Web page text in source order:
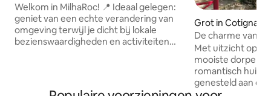
*Houtkachel
Welkom in MilhaRoc! 📍 Ideaal gelegen:
geniet van een echte verandering van
omgeving terwijl je dicht bij lokale
bezienswaardigheden en activiteiten
onvergetelijke ervaring. 🏡 Comfortabel
Grot in Cotignac
De charme van
Met uitzicht op
mooiste dorpen
romantisch huis
genesteld aan de